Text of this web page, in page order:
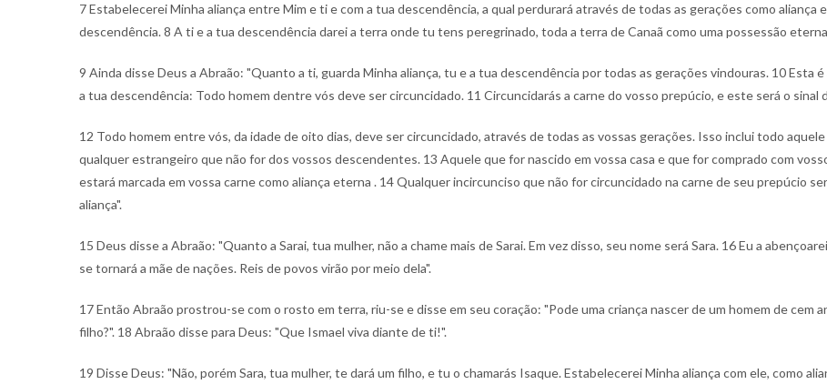
7 Estabelecerei Minha aliança entre Mim e ti e com a tua descendência, a qual perdurará através de todas as gerações como aliança
descendência.8 A ti e a tua descendência darei a terra onde tu tens peregrinado, toda a terra de Canaã como uma possessão
9 Ainda disse Deus a Abraão: "Quanto a ti, guarda Minha aliança, tu e a tua descendência por todas as gerações vindouras. 10 Esta
a tua descendência: Todo homem dentre vós deve ser circuncidado. 11 Circuncidarás a carne do vosso prepúcio, e este será o sinal
12 Todo homem entre vós, da idade de oito dias, deve ser circuncidado, através de todas as vossas gerações. Isso inclui todo
qualquer estrangeiro que não for dos vossos descendentes. 13 Aquele que for nascido em vossa casa e que for comprado com
estará marcada em vossa carne como aliança eterna . 14 Qualquer incircunciso que não for circuncidado na carne de seu prepúcio
aliança".
15 Deus disse a Abraão: "Quanto a Sarai, tua mulher, não a chame mais de Sarai. Em vez disso, seu nome será Sara. 16 Eu a
se tornará a mãe de nações. Reis de povos virão por meio dela".
17 Então Abraão prostrou-se com o rosto em terra, riu-se e disse em seu coração: "Pode uma criança nascer de um homem de cem
filho?". 18 Abraão disse para Deus: "Que Ismael viva diante de ti!".
19 Disse Deus: "Não, porém Sara, tua mulher, te dará um filho, e tu o chamarás Isaque. Estabelecerei Minha aliança com ele, como